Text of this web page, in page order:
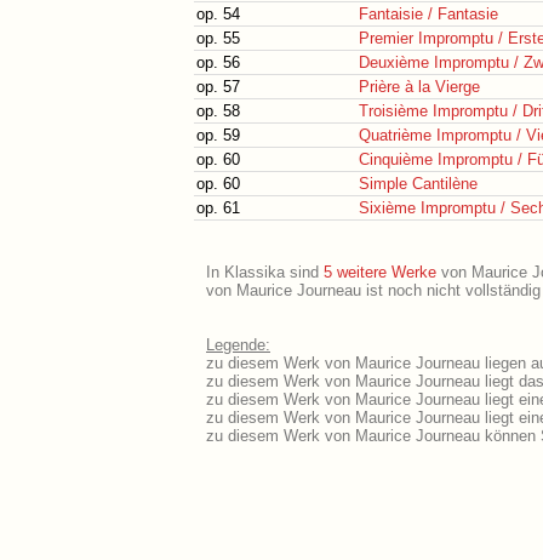
op. 54
Fantaisie / Fantasie
op. 55
Premier Impromptu /
op. 56
Deuxième Impromptu /
op. 57
Prière à la Vierge
op. 58
Troisième Impromptu /
op. 59
Quatrième Impromptu /
op. 60
Cinquième Impromptu /
op. 60
Simple Cantilène
op. 61
Sixième Impromptu /
In Klassika sind 5 weitere Werke von Maurice
von Maurice Journeau ist noch nicht
Legende:
zu diesem Werk von Maurice Journeau liegen
zu diesem Werk von Maurice Journeau liegt
zu diesem Werk von Maurice Journeau liegt
zu diesem Werk von Maurice Journeau liegt
zu diesem Werk von Maurice Journeau können